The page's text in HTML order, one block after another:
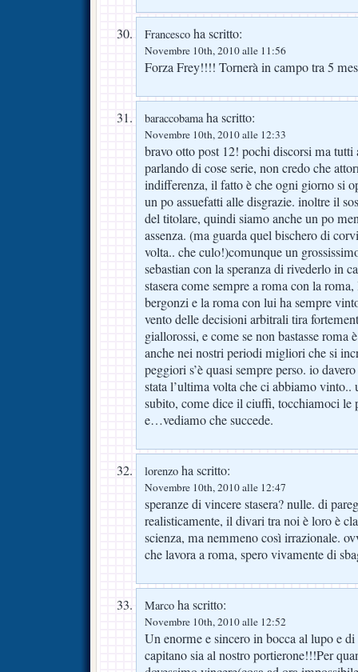
Francesco ha scritto:
Novembre 10th, 2010 alle 11:56
Forza Frey!!!! Tornerà in campo tra 5
baraccobamaha scritto:
Novembre 10th, 2010 alle 12:33
bravo otto post 12! pochi discorsi ma
parlando di cose serie, non credo che
indifferenza, il fatto è che ogni giorno si
un po assuefatti alle disgrazie. inoltre il
del titolare, quindi siamo anche un po
assenza. (ma guarda quel bischero di
volta.. che culo!)comunque un
sebastian con la speranza di rivederlo in
stasera come sempre a roma con la
bergonzi e la roma con lui ha sempre
vento delle decisioni arbitrali tira
giallorossi, e come se non bastasse roma
anche nei nostri periodi migliori che si
peggiori s’è quasi sempre perso. io
stata l’ultima volta che ci abbiamo
subito, come dice il ciuffi, tocchiamoci le
e…vediamo che succede.
lorenzo ha scritto:
Novembre 10th, 2010 alle 12:47
speranze di vincere stasera? nulle. di
realisticamente, il divari tra noi è loro è
scienza, ma nemmeno così irrazionale.
che lavora a roma, spero vivamente di
Marco ha scritto:
Novembre 10th, 2010 alle 12:52
Un enorme e sincero in bocca al lupo e
capitano sia al nostro portierone!!!Per